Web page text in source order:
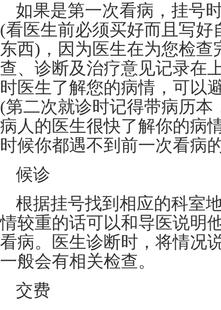
如果是第一次看病，挂号
(看医生前必须买好而且写
东西)，因为医生在为您检
查、诊断及治疗意见记录在
时医生了解您的病情，可以
(第二次就诊时记得带病历
病人的医生很快了解你的病
时候你都遇不到前一次看病
候诊
根据挂号找到相应的科室
情较重的话可以和导医说明
看病。医生诊断时，将情况
一般会有相关检查。
交费